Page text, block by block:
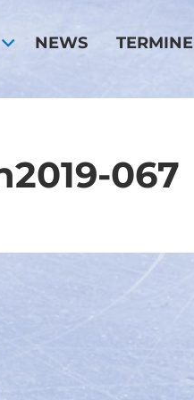
NEWS TERMINE
067